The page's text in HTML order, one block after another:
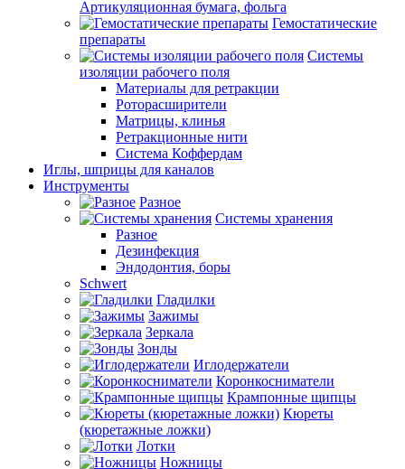
Артикуляционная бумага, фольга
Гемостатические
препараты
Системы
изоляции рабочего поля
Материалы для ретракции
Роторасширители
Матрицы, клинья
Ретракционные нити
Система Коффердам
Иглы, шприцы для каналов
Инструменты
Разное
Системы хранения
Разное
Дезинфекция
Эндодонтия, боры
Schwert
Гладилки
Зажимы
Зеркала
Зонды
Иглодержатели
Коронкосниматели
Крампонные щипцы
Кюреты
(кюретажные ложки)
Лотки
Ножницы